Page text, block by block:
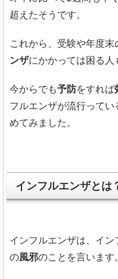
超えたそうです。
これから、受験や年度末
ンザにかかっては困る人
今からでも予防をすれば
フルエンザが流行って
めてみました。
インフルエンザとは
インフルエンザは、イン
の風邪のことを言います。